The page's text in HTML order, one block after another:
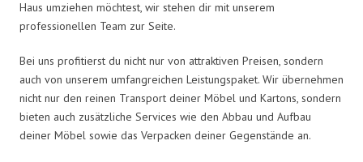
Haus umziehen möchtest, wir stehen dir mit unserem
professionellen Team zur Seite.
Bei uns profitierst du nicht nur von attraktiven Preisen, sondern
auch von unserem umfangreichen Leistungspaket. Wir übernehmen
nicht nur den reinen Transport deiner Möbel und Kartons, sondern
bieten auch zusätzliche Services wie den Abbau und Aufbau
deiner Möbel sowie das Verpacken deiner Gegenstände an.